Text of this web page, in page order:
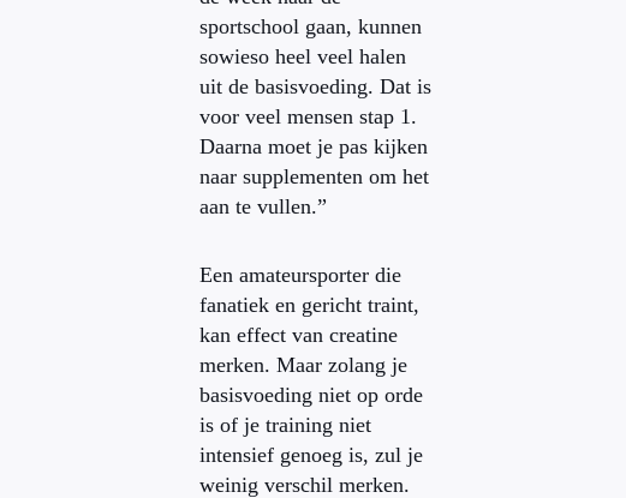
sportschool gaan, kunnen
sowieso heel veel halen
uit de basisvoeding. Dat is
voor veel mensen stap 1.
Daarna moet je pas kijken
naar supplementen om het
aan te vullen.”
Een amateursporter die
fanatiek en gericht traint,
kan effect van creatine
merken. Maar zolang je
basisvoeding niet op orde
is of je training niet
intensief genoeg is, zul je
weinig verschil merken.